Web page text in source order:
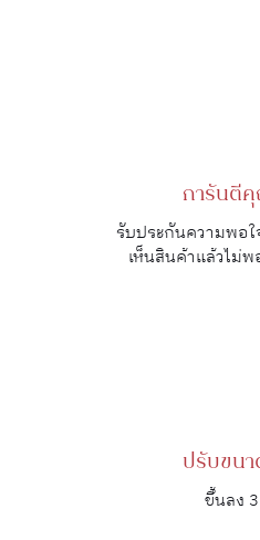
การันตี
รับประกันความพอ
เห็นสินค้าแล้วไม่
ปรับขน
ขึ้นลง